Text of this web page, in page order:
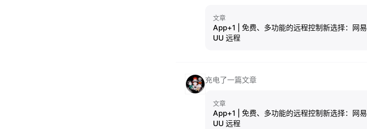
文章
App+1 | 免费、多功能的远程控制新选择：网易
UU 远程
充电了一篇文章
文章
App+1 | 免费、多功能的远程控制新选择：网易
UU 远程